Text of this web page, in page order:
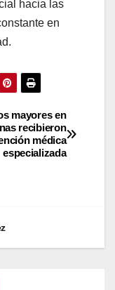
hacia las
en
mayores en
recibieron
médica
especializada